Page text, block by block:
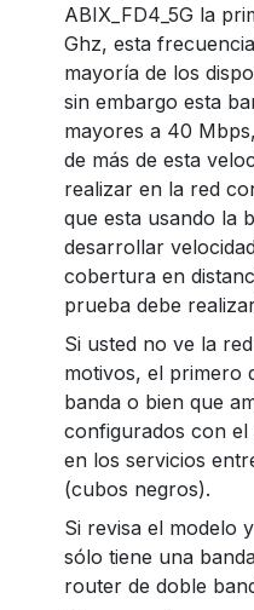
ABIX_FD4_5G la
Ghz, esta
mayoría de los
sin embargo esta
mayores a 40
de más de esta
realizar en la red
que esta usando la
desarrollar
cobertura en
prueba debe
Si usted no ve la
motivos, el primero
banda o bien que
configurados con el
en los servicios
(cubos negros).
Si revisa el modelo
sólo tiene una
router de doble